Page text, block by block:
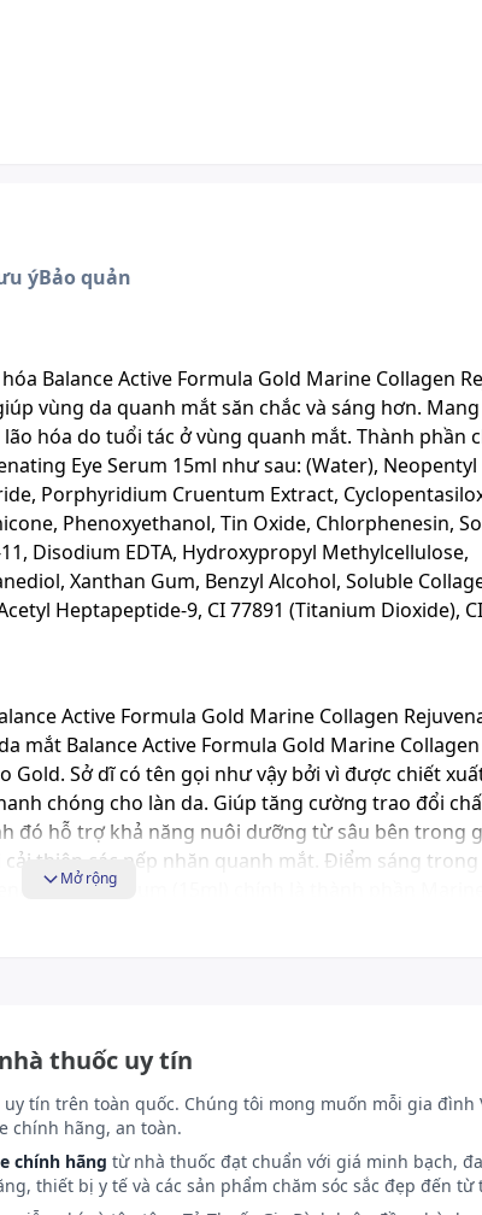
ýBảo quản
Balance Active Formula Gold Marine Collagen
vùng da quanh mắt săn chắc và sáng hơn.
hóa do tuổi tác ở vùng quanh mắt. Thành phần
Eye Serum 15ml như sau: (Water), Neopentyl
Porphyridium Cruentum Extract,
Phenoxyethanol, Tin Oxide, Chlorphenesin,
Disodium EDTA, Hydroxypropyl Methylcellulose,
Xanthan Gum, Benzyl Alcohol, Soluble
Heptapeptide-9, CI 77891 (Titanium Dioxide),
Active Formula Gold Marine Collagen
mắt Balance Active Formula Gold Marine
Gold. Sở dĩ có tên gọi như vậy bởi vì được chiết
chóng cho làn da. Giúp tăng cường trao đổi
đó hỗ trợ khả năng nuôi dưỡng từ sâu bên trong
thiện các nếp nhăn quanh mắt. Điểm sáng
Eye Serum (15ml) chính là thành phần
sẽ giúp tạo thành hàng rào bảo vệ
thiết, ngăn ngừa lão hóa và có khả năng xóa
bầu mắt. Nên dùng ngón đeo nhẫn vì lực ở
Mở rộng
thuốc uy tín
tín trên toàn quốc. Chúng tôi mong muốn mỗi gia
chính hãng, an toàn.
chính hãng từ nhà thuốc đạt chuẩn với giá minh bạch,
thiết bị y tế và các sản phẩm chăm sóc sắc đẹp đến